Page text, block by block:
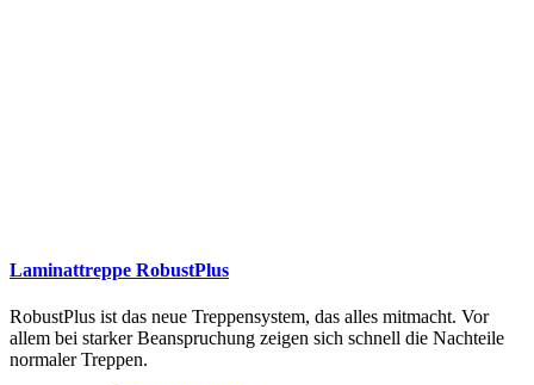
Laminattreppe RobustPlus
RobustPlus ist das neue Treppensystem, das alles mitmacht. Vor
allem bei starker Beanspruchung zeigen sich schnell die Nachteile
normaler Treppen.